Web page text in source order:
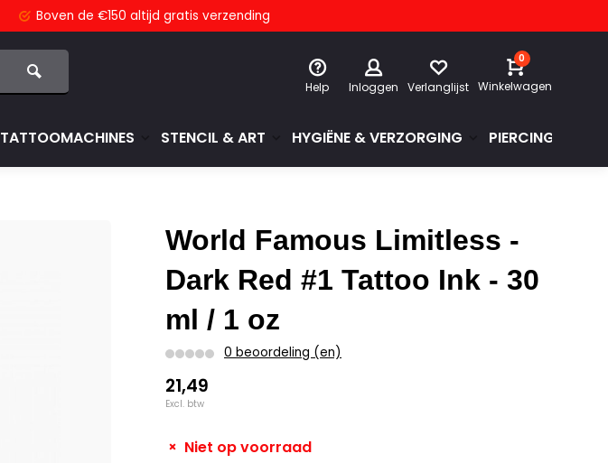
Boven de €150 altijd gratis verzending
Help Inloggen Verlanglijst
0
Winkelwagen
TATTOOMACHINES STENCIL & ART HYGIËNE & VERZORGING PIERCINGS &
World Famous Limitless -
Dark Red #1 Tattoo Ink - 30
ml / 1 oz
0 beoordeling (en)
21,49
Excl. btw
Niet op voorraad